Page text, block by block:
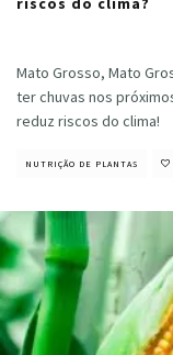
Mato Grosso, Mato
ter chuvas nos
reduz riscos do clima!
NUTRIÇÃO DE PLANTAS